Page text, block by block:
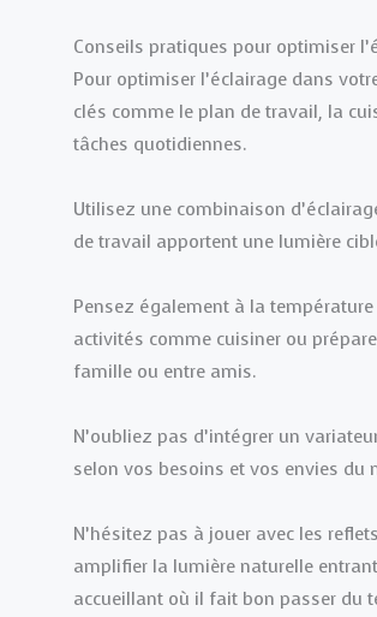
Conseils pratiques pour optimiser
Pour optimiser l’éclairage dans
clés comme le plan de travail, la
tâches quotidiennes.
Utilisez une combinaison
de travail apportent une lumière
Pensez également à la
activités comme cuisiner ou
famille ou entre amis.
N’oubliez pas d’intégrer un
selon vos besoins et vos envies du
N’hésitez pas à jouer avec les
amplifier la lumière naturelle
accueillant où il fait bon passer du